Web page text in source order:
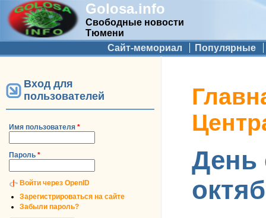
Golosa.info
Свободные новости
Тюмени
Дополнительное меню
Сайт-мемориал Популярные
Вход для
пользователей
Имя пользователя *
Пароль *
Войти через OpenID
Зарегистрироваться на сайте
Забыли пароль?
Вы здесь
День